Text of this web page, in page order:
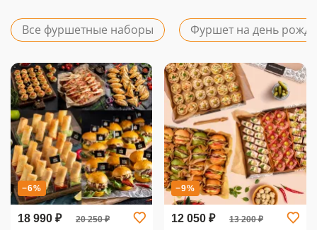
Все фуршетные наборы Фуршет на день
−6%
18 990 ₽ 20 250 ₽
−9%
12 050 ₽ 13 200 ₽